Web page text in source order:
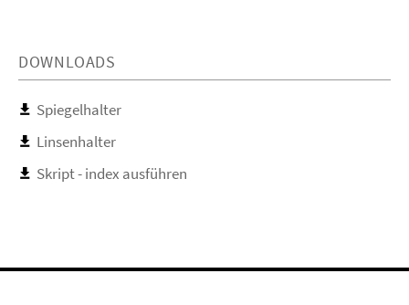
DOWNLOADS
Spiegelhalter
Linsenhalter
Skript - index ausführen